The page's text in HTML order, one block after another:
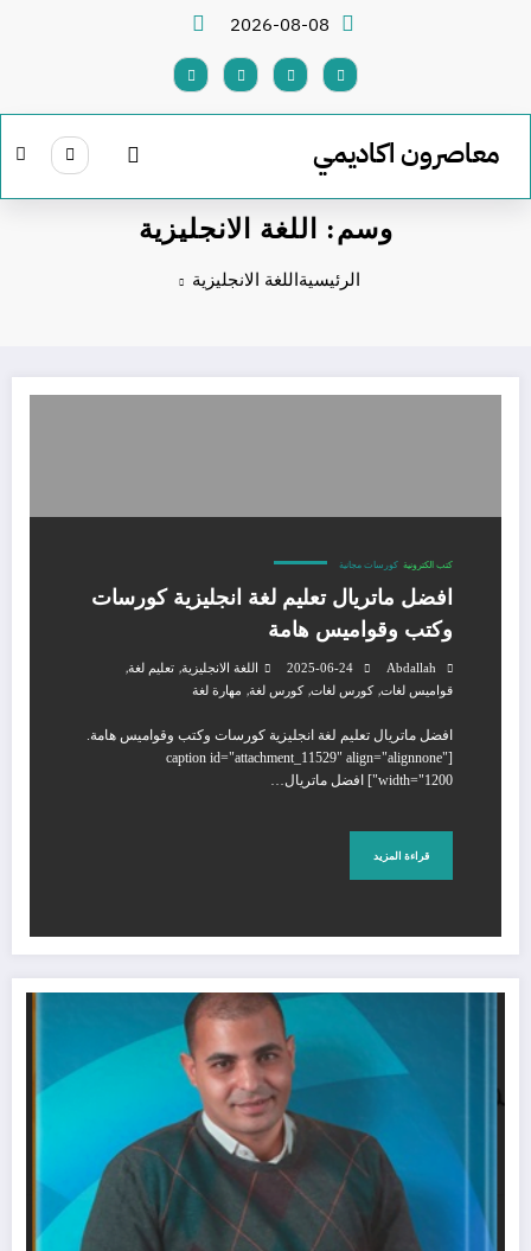
2026-08-08
معاصرون اكاديمي
وسم: اللغة الانجليزية
الرئيسية اللغة الانجليزية
كتب الكترونية كورسات مجانية
افضل ماتريال تعليم لغة انجليزية كورسات
وكتب وقواميس هامة
Abdallah
2025-06-24 اللغة الانجليزية, تعليم لغة,
قواميس لغات,كورس لغات,كورس لغة, مهارة لغة
افضل ماتريال تعليم لغة انجليزية كورسات وكتب وقواميس هامة.
[caption id="attachment_11529" align="alignnone"
width="1200"] افضل ماتريال…
قراءة المزيد